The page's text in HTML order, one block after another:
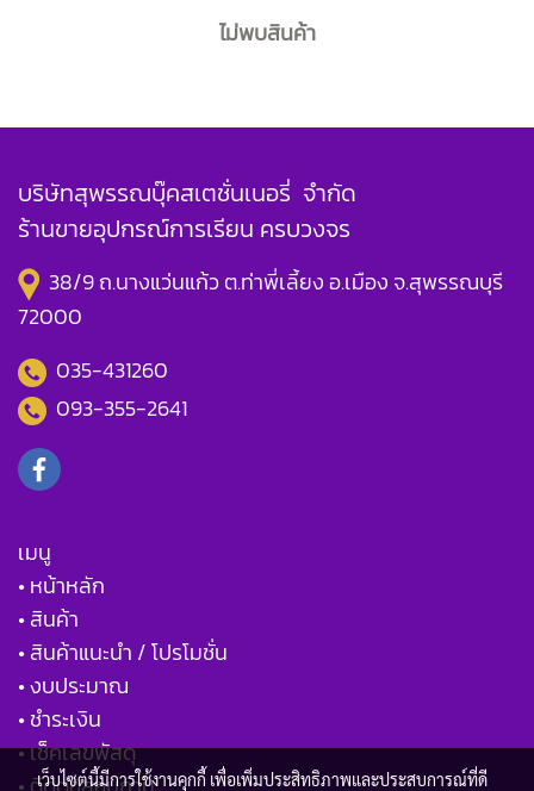
ไม่พบสินค้า
บริษัทสุพรรณบุ๊คสเตชั่นเนอรี่ จำกัด
ร้านขายอุปกรณ์การเรียน ครบวงจร
38/9 ถ.นางแว่นแก้ว ต.ท่าพี่เลี้ยง อ.เมือง จ.สุพรรณบุรี
72000
035-431260
093-355-2641
เมนู
• หน้าหลัก
• สินค้า
• สินค้าแนะนำ / โปรโมชั่น
• งบประมาณ
• ชำระเงิน
• เช็คเลขพัสดุ
เว็บไซต์นี้มีการใช้งานคุกกี้ เพื่อเพิ่มประสิทธิภาพและประสบการณ์ที่ดี